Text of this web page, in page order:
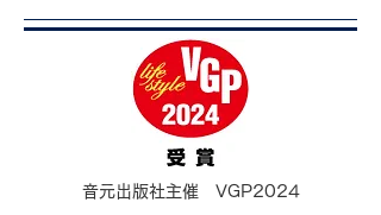
音元出版社主催 VGP2024